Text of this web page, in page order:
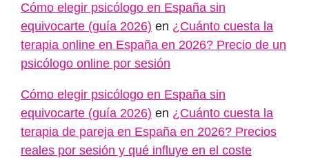
Cómo elegir psicólogo en España sin
equivocarte (guía 2026) en ¿Cuánto cuesta la
terapia online en España en 2026? Precio de un
psicólogo online por sesión
Cómo elegir psicólogo en España sin
equivocarte (guía 2026) en ¿Cuánto cuesta la
terapia de pareja en España en 2026? Precios
reales por sesión y qué influye en el coste